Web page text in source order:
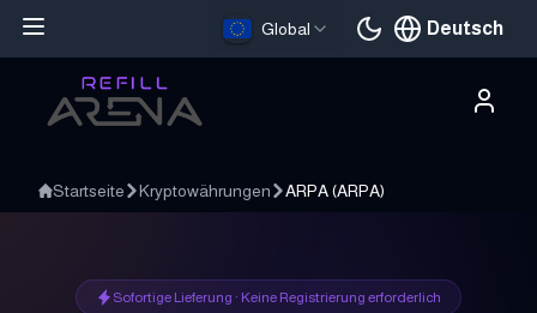
Global Deutsch
Aktuelle Sprache
Startseite Kryptowährungen ARPA(ARPA)
Sofortige Lieferung · Keine Registrierung erforderlich